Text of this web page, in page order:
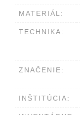
MATERIÁL:
TECHNIKA:
ZNAČENIE:
INŠTITÚCIA: